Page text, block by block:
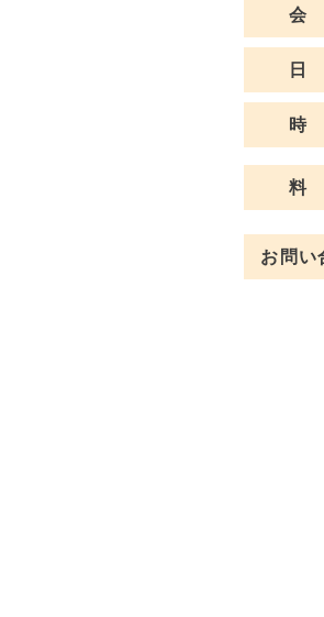
会
日
時
料
お問い